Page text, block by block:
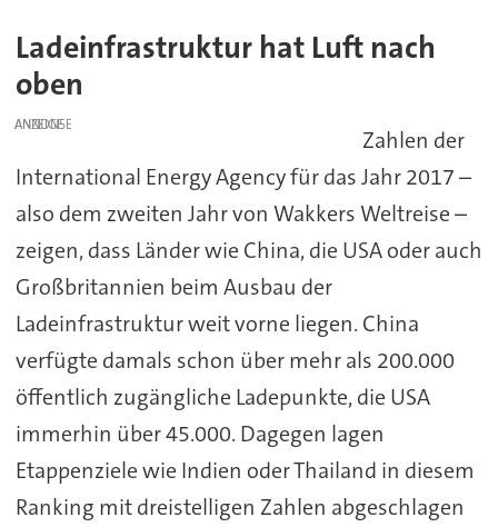
Ladeinfrastruktur hat Luft nach
oben
ANZEIGE
Zahlen der
International Energy Agency für das Jahr 2017 –
also dem zweiten Jahr von Wakkers Weltreise –
zeigen, dass Länder wie China, die USA oder auch
Großbritannien beim Ausbau der
Ladeinfrastruktur weit vorne liegen. China
verfügte damals schon über mehr als 200.000
öffentlich zugängliche Ladepunkte, die USA
immerhin über 45.000. Dagegen lagen
Etappenziele wie Indien oder Thailand in diesem
Ranking mit dreistelligen Zahlen abgeschlagen